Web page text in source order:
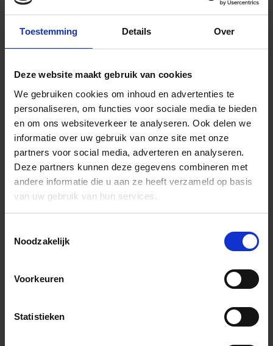
Toestemming Details Over
Deze website maakt gebruik van cookies
We gebruiken cookies om inhoud en advertenties te
personaliseren, om functies voor sociale media te bieden
en om ons websiteverkeer te analyseren. Ook delen we
informatie over uw gebruik van onze site met onze
partners voor social media, adverteren en analyseren.
Deze partners kunnen deze gegevens combineren met
andere informatie die u aan ze heeft verzameld op basis
van uw gebruik van hun services.
Noodzakelijk
Voorkeuren
Statistieken